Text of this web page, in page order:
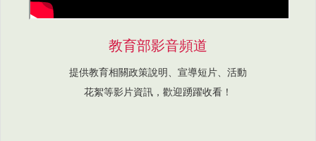
教育部影音頻道
提供教育相關政策說明、宣導短片、活動
花絮等影片資訊，歡迎踴躍收看！